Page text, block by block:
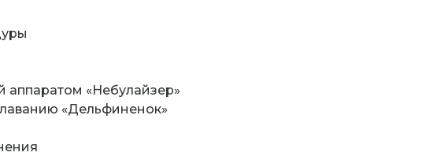
аппаратом «Небулайзер»
«Дельфиненок»